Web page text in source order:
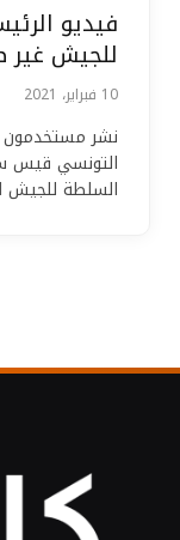
فيديو
للجيش غير
10 فبراير، 2021
نشر مستخدمون
التونسي قيس
السلطة للجيش